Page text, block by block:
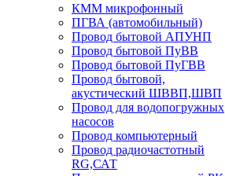
КММ микрофонный
ПГВА (автомобильный)
Провод бытовой АПУНП
Провод бытовой ПуВВ
Провод бытовой ПуГВВ
Провод бытовой,
акустический ШВВП,ШВП
Провод для водопогружных
насосов
Провод компьютерный
Провод радиочастотный
RG,САТ